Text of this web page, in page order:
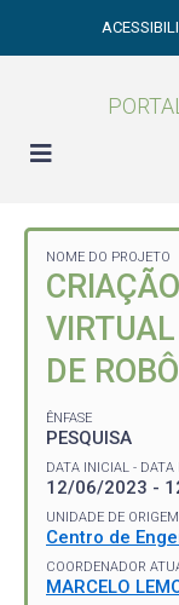
NOME DO PROJETO
DE
ÊNFASE
PESQUISA
DATA INICIAL - DATA
12/06/2023 -
UNIDADE DE ORIGEM
Centro de
COORDENADOR
MARCELO